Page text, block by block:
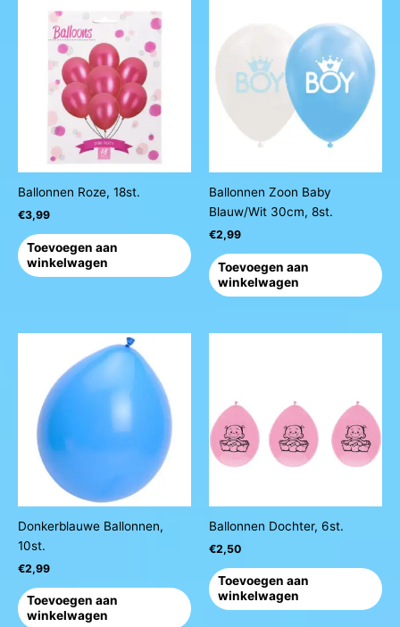
Ballonnen Roze, 18st.
€3,99
Toevoegen aan
winkelwagen
Ballonnen Zoon Baby
Blauw/Wit 30cm, 8st.
€2,99
Toevoegen aan
winkelwagen
Donkerblauwe Ballonnen,
10st.
€2,99
Toevoegen aan
winkelwagen
Ballonnen Dochter, 6st.
€2,50
Toevoegen aan
winkelwagen